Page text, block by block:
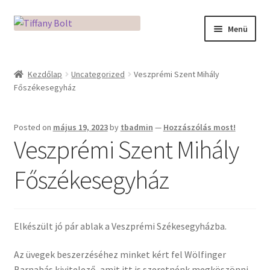
Ugrás
Kilépés
Menü
Adatkezelési tájékoztató
Az üveg világa / Workshopok
Ékszerkészítés Mikróban
Fusingkemence beüzemelése
Mozaik készítés
Kezdőlap Uncategorized
Veszprémi Szent Mihály
Főszékesegyház
Posted on május 19, 2023by tbadmin — Hozzászólás most!
Veszprémi Szent Mihály
Főszékesegyház
Elkészült jó pár ablak a Veszprémi Székesegyházba.
Az üvegek beszerzéséhez minket kért fel Wölfinger